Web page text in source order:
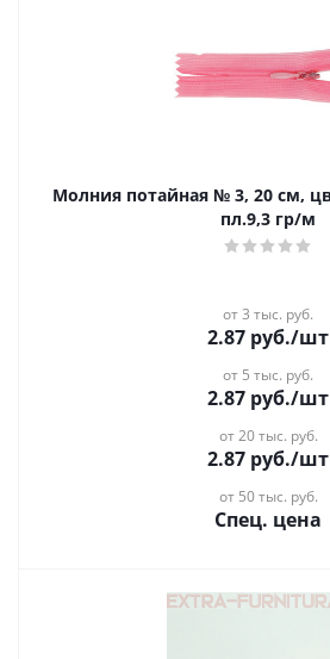
Молния потайная № 3, 20 см, цв. 137 розовый п/э
пл.9,3 гр/м
от 3 тыс. руб.
2.87 руб./шт
от 5 тыс. руб.
2.87 руб./шт
от 20 тыс. руб.
2.87 руб./шт
от 50 тыс. руб.
Спец. цена